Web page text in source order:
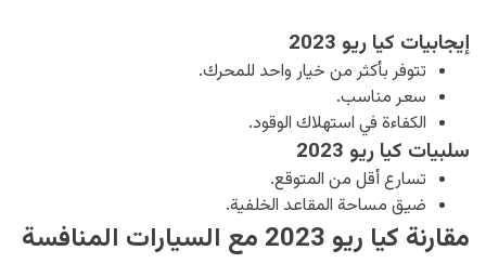
إيجابيات كيا ريو 2023
تتوفر بأكثر من خيار واحد للمحرك.
سعر مناسب.
الكفاءة في استهلاك الوقود.
سلبيات كيا ريو 2023
تسارع أقل من المتوقع.
ضيق مساحة المقاعد الخلفية.
مقارنة كيا ريو 2023 مع السيارات المنافسة